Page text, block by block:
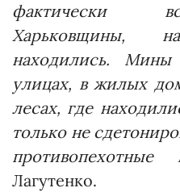
фактически
Харьковщины,
находились.
улицах, в жилых
лесах, где
только не
противопехотные
Лагутенко.